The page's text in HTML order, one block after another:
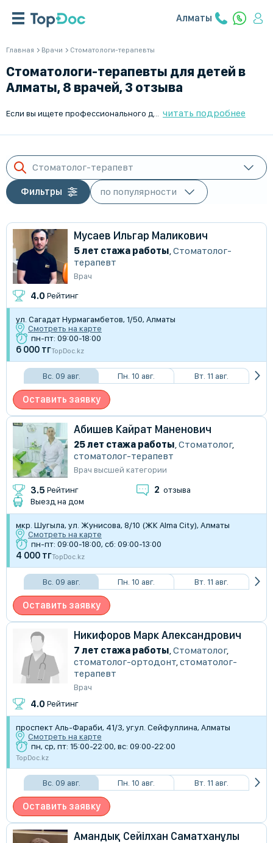
Алматы
Главная Врачи Стоматологи-терапевты
Стоматологи-терапевты для детей в
Алматы, 8 врачей, 3 отзыва
читать подробнее
Стоматолог-терапевт
Фильтры
Мусаев Ильгар Маликович
5 лет стажа работы,Стоматолог-
терапевт
Врач
4.0 Рейтинг
ул. Сагадат Нурмагамбетов, 1/50, Алматы
Смотреть на карте
пн-пт: 09:00-18:00
6 000 тгTopDoc.kz
Вс. 09 авг. Пн. 10 авг. Вт. 11 авг.
Оставить заявку
Абишев Кайрат Маненович
25 лет стажа работы,Стоматолог,
стоматолог-терапевт
Врач высшей категории
3.5 Рейтинг 2 отзыва
Выезд на дом
мкр. Шугыла, ул. Жунисова, 8/10 (ЖК Alma City), Алматы
Смотреть на карте
пн-пт: 09:00-18:00, сб: 09:00-13:00
4 000 тгTopDoc.kz
Вс. 09 авг. Пн. 10 авг. Вт. 11 авг.
Оставить заявку
Никифоров Марк Александрович
7 лет стажа работы,Стоматолог,
стоматолог-ортодонт,стоматолог-
терапевт
Врач
4.0 Рейтинг
​проспект Аль-Фараби, 41/3, уг.ул. Сейфуллина, Алматы
Смотреть на карте
пн, ср, пт: 15:00-22:00, вс: 09:00-22:00
TopDoc.kz
Вс. 09 авг. Пн. 10 авг. Вт. 11 авг.
Оставить заявку
Амандық Сейілхан Саматханұлы